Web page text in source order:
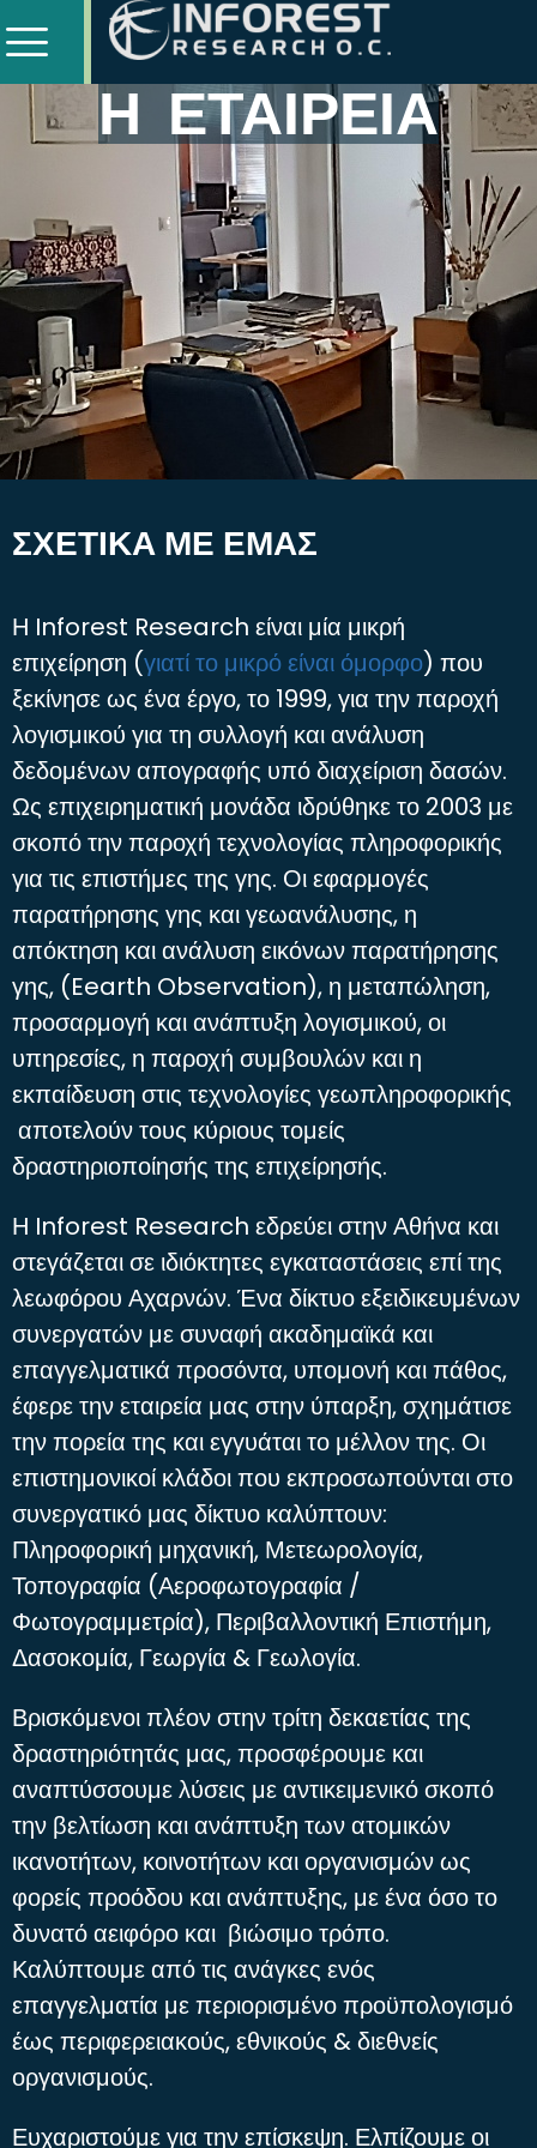
Η ΕΤΑΙΡΕΙΑ
ΣΧΕΤΙΚΑ ΜΕ ΕΜΑΣ
Η Inforest Research είναι μία μικρή
επιχείρηση (γιατί το μικρό είναι όμορφο) που
ξεκίνησε ως ένα έργο, το 1999, για την παροχή
λογισμικού για τη συλλογή και ανάλυση
δεδομένων απογραφής υπό διαχείριση δασών.
Ως επιχειρηματική μονάδα ιδρύθηκε το 2003 με
σκοπό την παροχή τεχνολογίας πληροφορικής
για τις επιστήμες της γης. Οι εφαρμογές
παρατήρησης γης και γεωανάλυσης, η
απόκτηση και ανάλυση εικόνων παρατήρησης
γης, (Eearth Observation), η μεταπώληση,
προσαρμογή και ανάπτυξη λογισμικού, οι
υπηρεσίες, η παροχή συμβουλών και η
εκπαίδευση στις τεχνολογίες γεωπληροφορικής
αποτελούν τους κύριους τομείς
δραστηριοποίησής της επιχείρησής.
Η Inforest Research εδρεύει στην Αθήνα και
στεγάζεται σε ιδιόκτητες εγκαταστάσεις επί της
λεωφόρου Αχαρνών. Ένα δίκτυο εξειδικευμένων
συνεργατών με συναφή ακαδημαϊκά και
επαγγελματικά προσόντα, υπομονή και πάθος,
έφερε την εταιρεία μας στην ύπαρξη, σχημάτισε
την πορεία της και εγγυάται το μέλλον της. Οι
επιστημονικοί κλάδοι που εκπροσωπούνται στο
συνεργατικό μας δίκτυο καλύπτουν:
Πληροφορική μηχανική, Μετεωρολογία,
Τοπογραφία (Αεροφωτογραφία /
Φωτογραμμετρία), Περιβαλλοντική Επιστήμη,
Δασοκομία, Γεωργία & Γεωλογία.
Βρισκόμενοι πλέον στην τρίτη δεκαετίας της
δραστηριότητάς μας, προσφέρουμε και
αναπτύσσουμε λύσεις με αντικειμενικό σκοπό
την βελτίωση και ανάπτυξη των ατομικών
ικανοτήτων, κοινοτήτων και οργανισμών ως
φορείς προόδου και ανάπτυξης, με ένα όσο το
δυνατό αειφόρο και βιώσιμο τρόπο.
Καλύπτουμε από τις ανάγκες ενός
επαγγελματία με περιορισμένο προϋπολογισμό
έως περιφερειακούς, εθνικούς & διεθνείς
οργανισμούς.
Ευχαριστούμε για την επίσκεψη. Ελπίζουμε οι